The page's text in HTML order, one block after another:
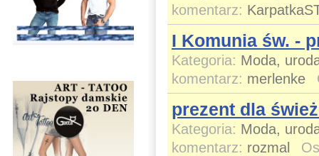
komentarz:
I Komunia św. -
Kategoria: Moda,
komentarz: merlenke
prezent dla
Kategoria: Moda,
komentarz: rozmal